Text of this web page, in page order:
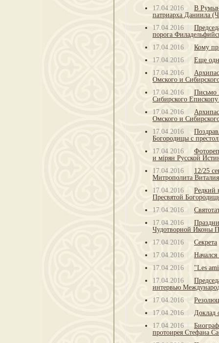
17.04.2016
В
патриарха Даниила
17.04.2016
порога
17.04.2016
Кому
17.04.2016
Еще
17.04.2016
Омского и
17.04.2016
Письмо
Сибирского
17.04.2016
Омского и
17.04.2016
Богородицы с
17.04.2016
и мiрян Русской
17.04.2016
12/25
Митрополита Виталия
17.04.2016
Редкий
Пресвятой
17.04.2016
17.04.2016
Чудотворной Иконы
17.04.2016
Секрета
17.04.2016
17.04.2016
"Les
17.04.2016
интервью
17.04.2016
17.04.2016
Доклад
17.04.2016
протоирея Стефана